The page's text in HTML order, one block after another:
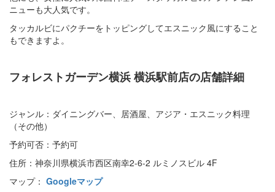
ニューも大人気です。
タッカルビにパクチーをトッピングしてエスニック風にすること
もできますよ。
フォレストガーデン横浜 横浜駅前店の店舗詳細
ジャンル：ダイニングバー、居酒屋、アジア・エスニック料理
（その他）
予約可否：予約可
住所：神奈川県横浜市西区南幸2-6-2 ルミノスビル 4F
マップ： Googleマップ